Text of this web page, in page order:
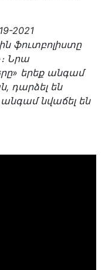
2021
ֆուտբոլիստը
Նրա
երեք անգամ
դարձել են
նվաճել են